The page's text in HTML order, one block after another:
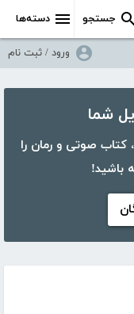
دسته‌ها جستجو
ورود / ثبت نام
بیش از ۵۰،۰۰۰ کتاب، کتاب صوتی و رمان را
باشید!